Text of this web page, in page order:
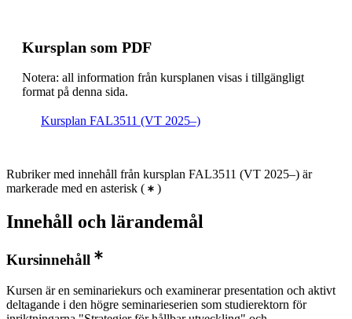
Kursplan som PDF
Notera: all information från kursplanen visas i tillgängligt
format på denna sida.
Kursplan FAL3511 (VT 2025–)
Rubriker med innehåll från kursplan FAL3511 (VT 2025–) är
markerade med en asterisk ( )
Innehåll och lärandemål
Kursinnehåll
Kursen är en seminariekurs och examinerar presentation och aktivt
deltagande i den högre seminarieserien som studierektorn för